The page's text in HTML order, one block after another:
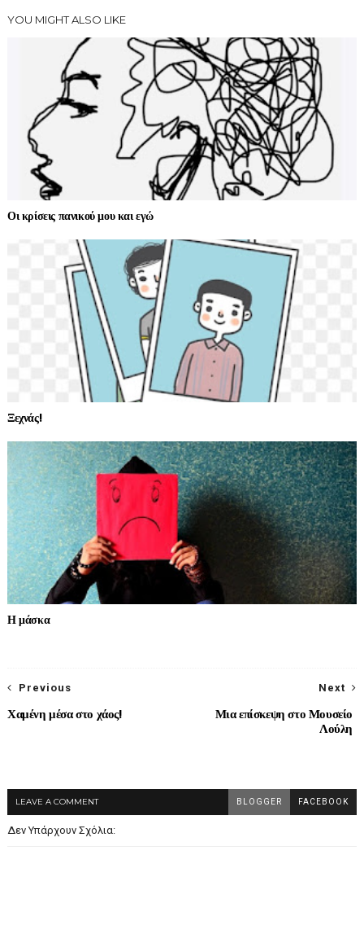
YOU MIGHT ALSO LIKE
Οι κρίσεις πανικού μου και εγώ
Ξεχνάς!
Η μάσκα
Next
Μια επίσκεψη στο Μουσείο
Λούλη
Previous
Χαμένη μέσα στο χάος!
LEAVE A COMMENT BLOGGER FACEBOOK
Δεν Υπάρχουν Σχόλια: